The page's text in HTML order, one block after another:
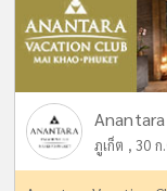
ภูเก็ต , 30 ก